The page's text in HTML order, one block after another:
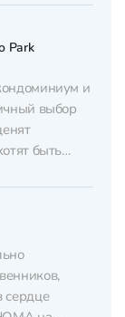
Отель
номера с
вид на
Park
и
выбор
быть
готов
сердце